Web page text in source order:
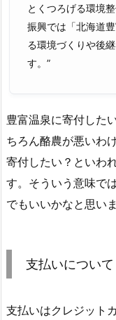
とくつろげる環境
振興では「北海道
る環境づくりや後
す。”
豊富温泉に寄付した
ちろん酪農が悪いわ
寄付したい？といわ
す。そういう意味で
でもいいかなと思いま
支払いについて
支払いはクレジット